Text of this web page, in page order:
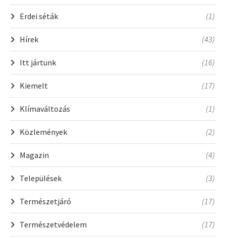
Erdei séták (1)
Hírek (43)
Itt jártunk (16)
Kiemelt (17)
Klímaváltozás (1)
Közlemények (2)
Magazin (4)
Települések (3)
Természetjáró (17)
Természetvédelem (17)